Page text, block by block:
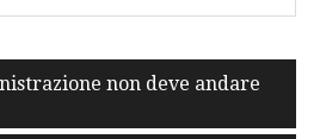
non deve andare